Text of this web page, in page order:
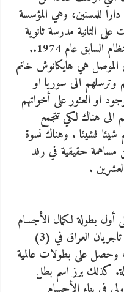
للمسنين، وهي المؤسسة
على الثانية مدرسة ثانوية
كانت قد استملكت قسراً من قبل النظام السابق عام 1974..
الموصل هي هايكانوش خانم
وترسلهم الى سوريا او
او العثور على أخواتهم
الى هناك لكي تتجمع
فشيئا . وهناك نسوة
مساهمة حقيقية في رفد
.
أول بطولة لكمال الأجسام
في العراق عام 1949، ومثل جورج تاجريان العراق في (3)
وحصل على بطولات عالمية
كذلك برز اسم بطل